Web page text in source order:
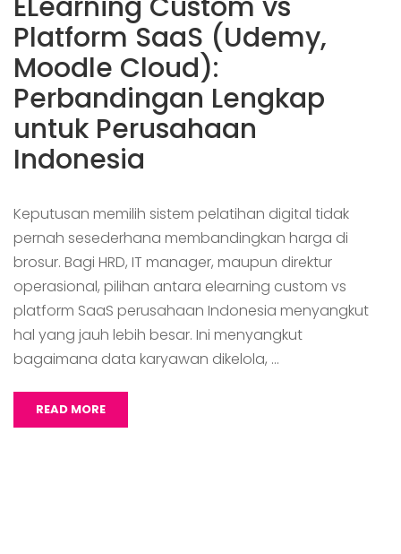
Platform SaaS (Udemy,
Moodle Cloud):
Perbandingan Lengkap
untuk Perusahaan
Indonesia
Keputusan memilih sistem pelatihan digital tidak
pernah sesederhana membandingkan harga di
brosur. Bagi HRD, IT manager, maupun direktur
operasional, pilihan antara elearning custom vs
platform SaaS perusahaan Indonesia menyangkut
hal yang jauh lebih besar. Ini menyangkut
bagaimana data karyawan dikelola, …
READ MORE